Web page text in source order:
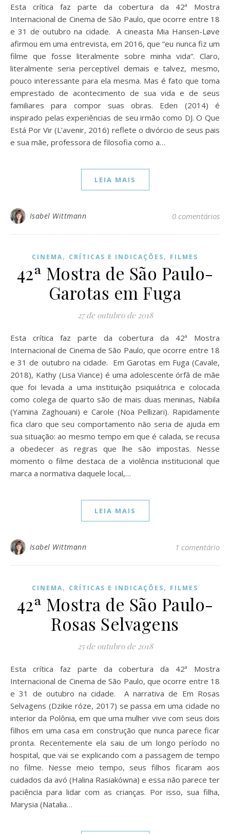
Esta crítica faz parte da cobertura da 42ª Mostra
Internacional de Cinema de São Paulo, que ocorre entre 18
e 31 de outubro na cidade. A cineasta Mia Hansen-Løve
afirmou em uma entrevista, em 2016, que “eu nunca fiz um
filme que fosse literalmente sobre minha vida“. Claro,
literalmente seria perceptível demais e talvez, mesmo,
pouco interessante para ela mesma. Mas é fato que toma
emprestado de acontecimento de sua vida e de seus
familiares para compor suas obras. Eden (2014) é
inspirado pelas experiências de seu irmão como DJ. O Que
Está Por Vir (L’avenir, 2016) reflete o divórcio de seus pais
e sua mãe, professora de filosofia como a…
LEIA MAIS
Isabel Wittmann 0 comentários
CINEMA, CRÍTICAS E INDICAÇÕES, FILMES
42ª Mostra de São Paulo-
Garotas em Fuga
27 de outubro de 2018
Esta crítica faz parte da cobertura da 42ª Mostra
Internacional de Cinema de São Paulo, que ocorre entre 18
e 31 de outubro na cidade. Em Garotas em Fuga (Cavale,
2018), Kathy (Lisa Viance) é uma adolescente órfã de mãe
que foi levada a uma instituição psiquiátrica e colocada
como colega de quarto são de mais duas meninas, Nabila
(Yamina Zaghouani) e Carole (Noa Pellizari). Rapidamente
fica claro que seu comportamento não seria de ajuda em
sua situação: ao mesmo tempo em que é calada, se recusa
a obedecer as regras que lhe são impostas. Nesse
momento o filme destaca de a violência institucional que
marca a normativa daquele local,…
LEIA MAIS
Isabel Wittmann 1 comentário
CINEMA, CRÍTICAS E INDICAÇÕES, FILMES
42ª Mostra de São Paulo-
Rosas Selvagens
25 de outubro de 2018
Esta crítica faz parte da cobertura da 42ª Mostra
Internacional de Cinema de São Paulo, que ocorre entre 18
e 31 de outubro na cidade. A narrativa de Em Rosas
Selvagens (Dzikie róze, 2017) se passa em uma cidade no
interior da Polônia, em que uma mulher vive com seus dois
filhos em uma casa em construção que nunca parece ficar
pronta. Recentemente ela saiu de um longo período no
hospital, que vai se explicando com a passagem de tempo
no filme. Nesse meio tempo, seus filhos ficaram aos
cuidados da avó (Halina Rasiakówna) e essa não parece ter
paciência para lidar com as crianças. Por isso, sua filha,
Marysia (Natalia…